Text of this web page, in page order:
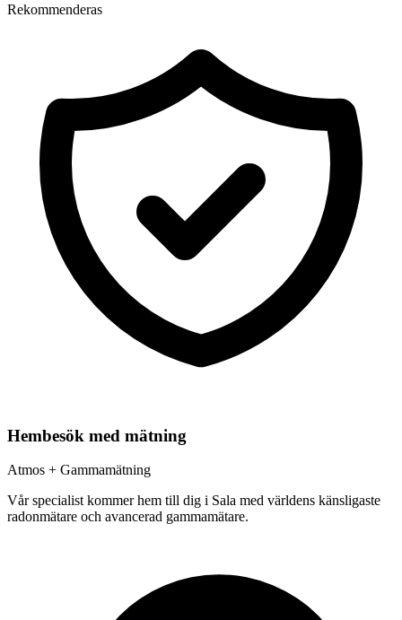
Rekommenderas
Hembesök med mätning
Atmos + Gammamätning
Vår specialist kommer hem till dig i Sala med världens känsligaste
radonmätare och avancerad gammamätare.